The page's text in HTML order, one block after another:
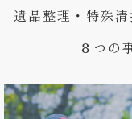
遺品整理・特殊
８つの